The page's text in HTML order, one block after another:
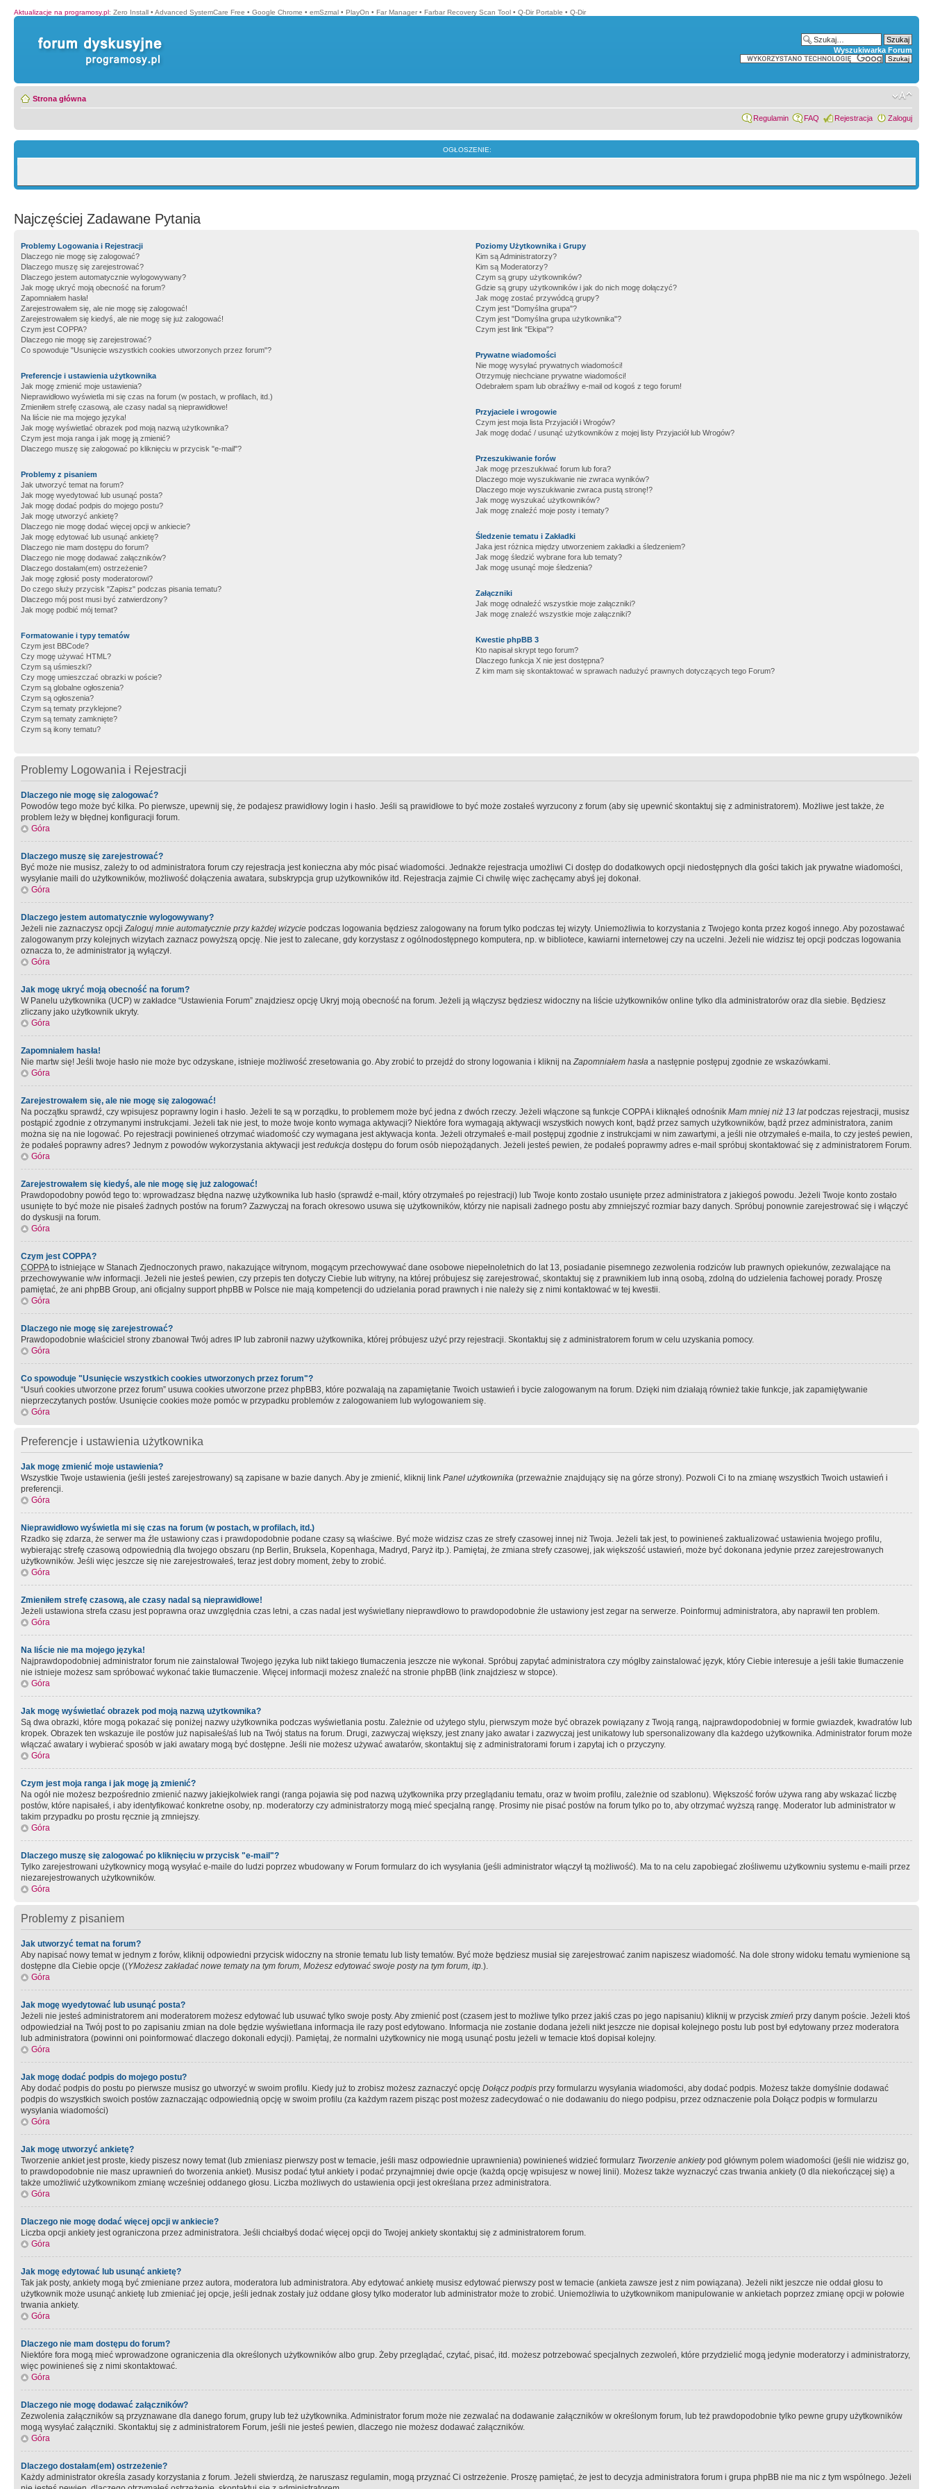
Aktualizacje na programosy.pl: Zero Install • Advanced SystemCare Free • Google Chrome • emSzmal • PlayOn • Far Manager • Farbar Recovery Scan Tool • Q-Dir Portable • Q-Dir
Wyszukiwarka Forum
Strona główna
Regulamin FAQ Rejestracja Zaloguj
OGŁOSZENIE:
Najczęściej Zadawane Pytania
Problemy Logowania i Rejestracji
Dlaczego nie mogę się zalogować?
Dlaczego muszę się zarejestrować?
Dlaczego jestem automatycznie wylogowywany?
Jak mogę ukryć moją obecność na forum?
Zapomniałem hasła!
Zarejestrowałem się, ale nie mogę się zalogować!
Zarejestrowałem się kiedyś, ale nie mogę się już zalogować!
Czym jest COPPA?
Dlaczego nie mogę się zarejestrować?
Co spowoduje "Usunięcie wszystkich cookies utworzonych przez forum"?
Preferencje i ustawienia użytkownika
Jak mogę zmienić moje ustawienia?
Nieprawidłowo wyświetla mi się czas na forum (w postach, w profilach, itd.)
Zmieniłem strefę czasową, ale czasy nadal są nieprawidłowe!
Na liście nie ma mojego języka!
Jak mogę wyświetlać obrazek pod moją nazwą użytkownika?
Czym jest moja ranga i jak mogę ją zmienić?
Dlaczego muszę się zalogować po kliknięciu w przycisk "e-mail"?
Problemy z pisaniem
Jak utworzyć temat na forum?
Jak mogę wyedytować lub usunąć posta?
Jak mogę dodać podpis do mojego postu?
Jak mogę utworzyć ankietę?
Dlaczego nie mogę dodać więcej opcji w ankiecie?
Jak mogę edytować lub usunąć ankietę?
Dlaczego nie mam dostępu do forum?
Dlaczego nie mogę dodawać załączników?
Dlaczego dostałam(em) ostrzeżenie?
Jak mogę zgłosić posty moderatorowi?
Do czego służy przycisk "Zapisz" podczas pisania tematu?
Dlaczego mój post musi być zatwierdzony?
Jak mogę podbić mój temat?
Formatowanie i typy tematów
Czym jest BBCode?
Czy mogę używać HTML?
Czym są uśmieszki?
Czy mogę umieszczać obrazki w poście?
Czym są globalne ogłoszenia?
Czym są ogłoszenia?
Czym są tematy przyklejone?
Czym są tematy zamknięte?
Czym są ikony tematu?
Poziomy Użytkownika i Grupy
Kim są Administratorzy?
Kim są Moderatorzy?
Czym są grupy użytkowników?
Gdzie są grupy użytkowników i jak do nich mogę dołączyć?
Jak mogę zostać przywódcą grupy?
Czym jest "Domyślna grupa"?
Czym jest "Domyślna grupa użytkownika"?
Czym jest link "Ekipa"?
Prywatne wiadomości
Nie mogę wysyłać prywatnych wiadomości!
Otrzymuję niechciane prywatne wiadomości!
Odebrałem spam lub obraźliwy e-mail od kogoś z tego forum!
Przyjaciele i wrogowie
Czym jest moja lista Przyjaciół i Wrogów?
Jak mogę dodać / usunąć użytkowników z mojej listy Przyjaciół lub Wrogów?
Przeszukiwanie forów
Jak mogę przeszukiwać forum lub fora?
Dlaczego moje wyszukiwanie nie zwraca wyników?
Dlaczego moje wyszukiwanie zwraca pustą stronę!?
Jak mogę wyszukać użytkowników?
Jak mogę znaleźć moje posty i tematy?
Śledzenie tematu i Zakładki
Jaka jest różnica między utworzeniem zakładki a śledzeniem?
Jak mogę śledzić wybrane fora lub tematy?
Jak mogę usunąć moje śledzenia?
Załączniki
Jak mogę odnaleźć wszystkie moje załączniki?
Jak mogę znaleźć wszystkie moje załączniki?
Kwestie phpBB 3
Kto napisał skrypt tego forum?
Dlaczego funkcja X nie jest dostępna?
Z kim mam się skontaktować w sprawach nadużyć prawnych dotyczących tego Forum?
Problemy Logowania i Rejestracji
Dlaczego nie mogę się zalogować?
Powodów tego może być kilka. Po pierwsze, upewnij się, że podajesz prawidłowy login i hasło. Jeśli są prawidłowe to być może zostałeś wyrzucony z forum (aby się upewnić skontaktuj się z administratorem). Możliwe jest także, że
problem leży w błędnej konfiguracji forum.
Góra
Dlaczego muszę się zarejestrować?
Być może nie musisz, zależy to od administratora forum czy rejestracja jest konieczna aby móc pisać wiadomości. Jednakże rejestracja umożliwi Ci dostęp do dodatkowych opcji niedostępnych dla gości takich jak prywatne wiadomości,
wysyłanie maili do użytkowników, możliwość dołączenia awatara, subskrypcja grup użytkowników itd. Rejestracja zajmie Ci chwilę więc zachęcamy abyś jej dokonał.
Góra
Dlaczego jestem automatycznie wylogowywany?
Jeżeli nie zaznaczysz opcjiZaloguj mnie automatycznie przy każdej wizycie podczas logowania będziesz zalogowany na forum tylko podczas tej wizyty. Uniemożliwia to korzystania z Twojego konta przez kogoś innego. Aby pozostawać
zalogowanym przy kolejnych wizytach zaznacz powyższą opcję. Nie jest to zalecane, gdy korzystasz z ogólnodostępnego komputera, np. w bibliotece, kawiarni internetowej czy na uczelni. Jeżeli nie widzisz tej opcji podczas logowania
oznacza to, że administrator ją wyłączył.
Góra
Jak mogę ukryć moją obecność na forum?
W Panelu użytkownika (UCP) w zakładce “Ustawienia Forum” znajdziesz opcję Ukryj moją obecność na forum. Jeżeli ją włączysz będziesz widoczny na liście użytkowników online tylko dla administratorów oraz dla siebie. Będziesz
zliczany jako użytkownik ukryty.
Góra
Zapomniałem hasła!
Nie martw się! Jeśli twoje hasło nie może byc odzyskane, istnieje możliwość zresetowania go. Aby zrobić to przejdź do strony logowania i kliknij naZapomniałem hasła a następnie postępuj zgodnie ze wskazówkami.
Góra
Zarejestrowałem się, ale nie mogę się zalogować!
Na początku sprawdź, czy wpisujesz poprawny login i hasło. Jeżeli te są w porządku, to problemem może być jedna z dwóch rzeczy. Jeżeli włączone są funkcje COPPA i kliknąłeś odnośnik Mam mniej niż 13 latpodczas rejestracji, musisz
postąpić zgodnie z otrzymanymi instrukcjami. Jeżeli tak nie jest, to może twoje konto wymaga aktywacji? Niektóre fora wymagają aktywacji wszystkich nowych kont, bądź przez samych użytkowników, bądź przez administratora, zanim
można się na nie logować. Po rejestracji powinieneś otrzymać wiadomość czy wymagana jest aktywacja konta. Jeżeli otrzymałeś e-mail postępuj zgodnie z instrukcjami w nim zawartymi, a jeśli nie otrzymałeś e-maila, to czy jesteś pewien,
że podałeś poprawny adres? Jednym z powodów wykorzystania aktywacji jestredukcja dostępu do forum osób niepożądanych. Jeżeli jesteś pewien, że podałeś poprawmy adres e-mail spróbuj skontaktować się z administratorem Forum.
Góra
Zarejestrowałem się kiedyś, ale nie mogę się już zalogować!
Prawdopodobny powód tego to: wprowadzasz błędna nazwę użytkownika lub hasło (sprawdź e-mail, który otrzymałeś po rejestracji) lub Twoje konto zostało usunięte przez administratora z jakiegoś powodu. Jeżeli Twoje konto zostało
usunięte to być może nie pisałeś żadnych postów na forum? Zazwyczaj na forach okresowo usuwa się użytkowników, którzy nie napisali żadnego postu aby zmniejszyć rozmiar bazy danych. Spróbuj ponownie zarejestrować się i włączyć
do dyskusji na forum.
Góra
Czym jest COPPA?
COPPAto istniejące w Stanach Zjednoczonych prawo, nakazujące witrynom, mogącym przechowywać dane osobowe niepełnoletnich do lat 13, posiadanie pisemnego zezwolenia rodziców lub prawnych opiekunów, zezwalające na
przechowywanie w/w informacji. Jeżeli nie jesteś pewien, czy przepis ten dotyczy Ciebie lub witryny, na której próbujesz się zarejestrować, skontaktuj się z prawnikiem lub inną osobą, zdolną do udzielenia fachowej porady. Proszę
pamiętać, że ani phpBB Group, ani oficjalny support phpBB w Polsce nie mają kompetencji do udzielania porad prawnych i nie należy się z nimi kontaktować w tej kwestii.
Góra
Dlaczego nie mogę się zarejestrować?
Prawdopodobnie właściciel strony zbanował Twój adres IP lub zabronił nazwy użytkownika, której próbujesz użyć przy rejestracji. Skontaktuj się z administratorem forum w celu uzyskania pomocy.
Góra
Co spowoduje "Usunięcie wszystkich cookies utworzonych przez forum"?
“Usuń cookies utworzone przez forum” usuwa cookies utworzone przez phpBB3, które pozwalają na zapamiętanie Twoich ustawień i bycie zalogowanym na forum. Dzięki nim działają również takie funkcje, jak zapamiętywanie
nieprzeczytanych postów. Usunięcie cookies może pomóc w przypadku problemów z zalogowaniem lub wylogowaniem się.
Góra
Preferencje i ustawienia użytkownika
Jak mogę zmienić moje ustawienia?
Wszystkie Twoje ustawienia (jeśli jesteś zarejestrowany) są zapisane w bazie danych. Aby je zmienić, kliknij link Panel użytkownika (przeważnie znajdujący się na górze strony). Pozwoli Ci to na zmianę wszystkich Twoich ustawień i
preferencji.
Góra
Nieprawidłowo wyświetla mi się czas na forum (w postach, w profilach, itd.)
Rzadko się zdarza, że serwer ma źle ustawiony czas i prawdopodobnie podane czasy są właściwe. Być może widzisz czas ze strefy czasowej innej niż Twoja. Jeżeli tak jest, to powinieneś zaktualizować ustawienia twojego profilu,
wybierając strefę czasową odpowiednią dla twojego obszaru (np Berlin, Bruksela, Kopenhaga, Madryd, Paryż itp.). Pamiętaj, że zmiana strefy czasowej, jak większość ustawień, może być dokonana jedynie przez zarejestrowanych
użytkowników. Jeśli więc jeszcze się nie zarejestrowałeś, teraz jest dobry moment, żeby to zrobić.
Góra
Zmieniłem strefę czasową, ale czasy nadal są nieprawidłowe!
Jeżeli ustawiona strefa czasu jest poprawna oraz uwzględnia czas letni, a czas nadal jest wyświetlany nieprawdłowo to prawdopodobnie źle ustawiony jest zegar na serwerze. Poinformuj administratora, aby naprawił ten problem.
Góra
Na liście nie ma mojego języka!
Najprawdopodobniej administrator forum nie zainstalował Twojego języka lub nikt takiego tłumaczenia jeszcze nie wykonał. Spróbuj zapytać administratora czy mógłby zainstalować język, który Ciebie interesuje a jeśli takie tłumaczenie
nie istnieje możesz sam spróbować wykonać takie tłumaczenie. Więcej informacji możesz znaleźć na stronie phpBB (link znajdziesz w stopce).
Góra
Jak mogę wyświetlać obrazek pod moją nazwą użytkownika?
Są dwa obrazki, które mogą pokazać się poniżej nazwy użytkownika podczas wyświetlania postu. Zależnie od użytego stylu, pierwszym może być obrazek powiązany z Twoją rangą, najprawdopodobniej w formie gwiazdek, kwadratów lub
kropek. Obrazek ten wskazuje ile postów już napisałeś/aś lub na Twój status na forum. Drugi, zazwyczaj większy, jest znany jako awatar i zazwyczaj jest unikatowy lub spersonalizowany dla każdego użytkownika. Administrator forum może
włączać awatary i wybierać sposób w jaki awatary mogą być dostępne. Jeśli nie możesz używać awatarów, skontaktuj się z administratorami forum i zapytaj ich o przyczyny.
Góra
Czym jest moja ranga i jak mogę ją zmienić?
Na ogół nie możesz bezpośrednio zmienić nazwy jakiejkolwiek rangi (ranga pojawia się pod nazwą użytkownika przy przeglądaniu tematu, oraz w twoim profilu, zależnie od szablonu). Większość forów używa rang aby wskazać liczbę
postów, które napisałeś, i aby identyfikować konkretne osoby, np. moderatorzy czy administratorzy mogą mieć specjalną rangę. Prosimy nie pisać postów na forum tylko po to, aby otrzymać wyższą rangę. Moderator lub administrator w
takim przypadku po prostu ręcznie ją zmniejszy.
Góra
Dlaczego muszę się zalogować po kliknięciu w przycisk "e-mail"?
Tylko zarejestrowani użytkownicy mogą wysyłać e-maile do ludzi poprzez wbudowany w Forum formularz do ich wysyłania (jeśli administrator włączył tą możliwość). Ma to na celu zapobiegać złośliwemu użytkowniu systemu e-maili przez
niezarejestrowanych użytkowników.
Góra
Problemy z pisaniem
Jak utworzyć temat na forum?
Aby napisać nowy temat w jednym z forów, kliknij odpowiedni przycisk widoczny na stronie tematu lub listy tematów. Być może będziesz musiał się zarejestrować zanim napiszesz wiadomość. Na dole strony widoku tematu wymienione są
dostępne dla Ciebie opcje ((YMożesz zakładać nowe tematy na tym forum, Możesz edytować swoje posty na tym forum, itp.).
Góra
Jak mogę wyedytować lub usunąć posta?
Jeżeli nie jesteś administratorem ani moderatorem możesz edytować lub usuwać tylko swoje posty. Aby zmienić post (czasem jest to możliwe tylko przez jakiś czas po jego napisaniu) kliknij w przycisk zmień przy danym poście. Jeżeli ktoś
odpowiedział na Twój post to po zapisaniu zmian na dole będzie wyświetlana informacja ile razy post edytowano. Informacja nie zostanie dodana jeżeli nikt jeszcze nie dopisał kolejnego postu lub post był edytowany przez moderatora
lub administratora (powinni oni poinformować dlaczego dokonali edycji). Pamiętaj, że normalni użytkownicy nie mogą usunąć postu jeżeli w temacie ktoś dopisał kolejny.
Góra
Jak mogę dodać podpis do mojego postu?
Aby dodać podpis do postu po pierwsze musisz go utworzyć w swoim profilu. Kiedy już to zrobisz możesz zaznaczyć opcję Dołącz podpis przy formularzu wysyłania wiadomości, aby dodać podpis. Możesz także domyślnie dodawać
podpis do wszystkich swoich postów zaznaczając odpowiednią opcję w swoim profilu (za każdym razem pisząc post możesz zadecydować o nie dodawaniu do niego podpisu, przez odznaczenie pola Dołącz podpis w formularzu
wysyłania wiadomości)
Góra
Jak mogę utworzyć ankietę?
Tworzenie ankiet jest proste, kiedy piszesz nowy temat (lub zmieniasz pierwszy post w temacie, jeśli masz odpowiednie uprawnienia) powinieneś widzieć formularz Tworzenie ankietypod głównym polem wiadomości (jeśli nie widzisz go,
to prawdopodobnie nie masz uprawnień do tworzenia ankiet). Musisz podać tytuł ankiety i podać przynajmniej dwie opcje (każdą opcję wpisujesz w nowej linii). Możesz także wyznaczyć czas trwania ankiety (0 dla niekończącej się) a
także umożliwić użytkownikom zmianę wcześniej oddanego głosu. Liczba możliwych do ustawienia opcji jest określana przez administratora.
Góra
Dlaczego nie mogę dodać więcej opcji w ankiecie?
Liczba opcji ankiety jest ograniczona przez administratora. Jeśli chciałbyś dodać więcej opcji do Twojej ankiety skontaktuj się z administratorem forum.
Góra
Jak mogę edytować lub usunąć ankietę?
Tak jak posty, ankiety mogą być zmieniane przez autora, moderatora lub administratora. Aby edytować ankietę musisz edytować pierwszy post w temacie (ankieta zawsze jest z nim powiązana). Jeżeli nikt jeszcze nie oddał głosu to
użytkownik może usunąć ankietę lub zmieniać jej opcje, jeśli jednak zostały już oddane głosy tylko moderator lub administrator może to zrobić. Uniemożliwia to użytkownikom manipulowanie w ankietach poprzez zmianę opcji w połowie
trwania ankiety.
Góra
Dlaczego nie mam dostępu do forum?
Niektóre fora mogą mieć wprowadzone ograniczenia dla określonych użytkowników albo grup. Żeby przeglądać, czytać, pisać, itd. możesz potrzebować specjalnych zezwoleń, które przydzielić mogą jedynie moderatorzy i administratorzy,
więc powinieneś się z nimi skontaktować.
Góra
Dlaczego nie mogę dodawać załączników?
Zezwolenia załączników są przyznawane dla danego forum, grupy lub też użytkownika. Administrator forum może nie zezwalać na dodawanie załączników w określonym forum, lub też prawdopodobnie tylko pewne grupy użytkowników
mogą wysyłać załączniki. Skontaktuj się z administratorem Forum, jeśli nie jesteś pewien, dlaczego nie możesz dodawać załączników.
Góra
Dlaczego dostałam(em) ostrzeżenie?
Każdy administrator określa zasady korzystania z forum. Jeżeli stwierdzą, że naruszasz regulamin, mogą przyznać Ci ostrzeżenie. Proszę pamiętać, że jest to decyzja administratora forum i grupa phpBB nie ma nic z tym wspólnego. Jeżeli